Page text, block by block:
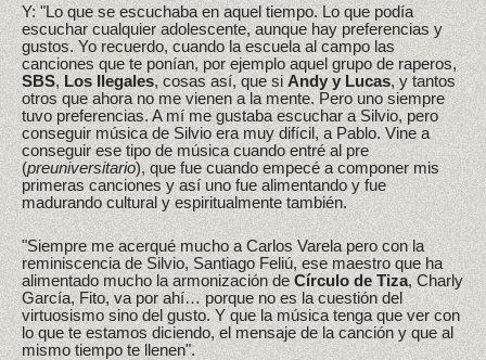
Y: "Lo que se escuchaba en aquel tiempo. Lo que podía
escuchar cualquier adolescente, aunque hay preferencias y
gustos. Yo recuerdo, cuando la escuela al campo las
canciones que te ponían, por ejemplo aquel grupo de raperos,
SBS,Los Ilegales, cosas así, que siAndy y Lucas, y tantos
otros que ahora no me vienen a la mente. Pero uno siempre
tuvo preferencias. A mí me gustaba escuchar a Silvio, pero
conseguir música de Silvio era muy difícil, a Pablo. Vine a
conseguir ese tipo de música cuando entré al pre
(preuniversitario), que fue cuando empecé a componer mis
primeras canciones y así uno fue alimentando y fue
madurando cultural y espiritualmente también.
"Siempre me acerqué mucho a Carlos Varela pero con la
reminiscencia de Silvio, Santiago Feliú, ese maestro que ha
alimentado mucho la armonización de Círculo de Tiza, Charly
García, Fito, va por ahí… porque no es la cuestión del
virtuosismo sino del gusto. Y que la música tenga que ver con
lo que te estamos diciendo, el mensaje de la canción y que al
mismo tiempo te llenen".